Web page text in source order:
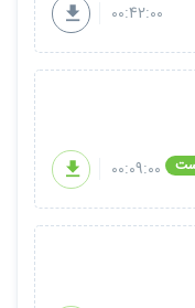
00:42:00
00:09:00